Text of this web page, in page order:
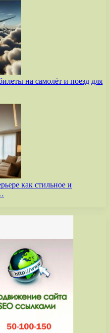
на самолёт и поезд для
как стильное и